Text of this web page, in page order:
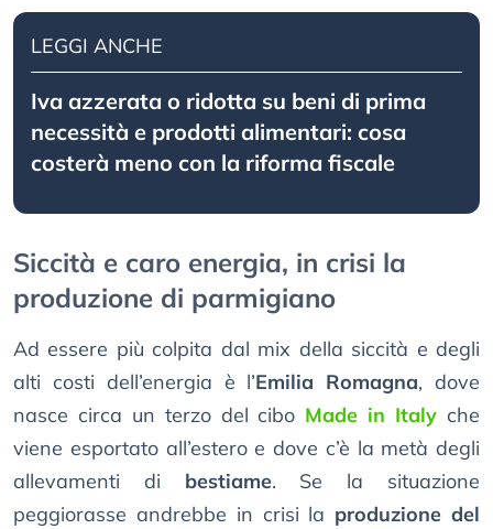
LEGGI ANCHE
Iva azzerata o ridotta su beni di prima
necessità e prodotti alimentari: cosa
costerà meno con la riforma fiscale
Siccità e caro energia, in crisi la
produzione di parmigiano
Ad essere più colpita dal mix della siccità e degli
alti costi dell’energia è l’Emilia Romagna, dove
nasce circa un terzo del cibo Made in Italy che
viene esportato all’estero e dove c’è la metà degli
allevamenti di bestiame. Se la situazione
peggiorasse andrebbe in crisi la produzione del